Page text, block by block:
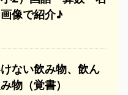
像で紹介♪
ない飲み物、飲ん
物（覚書）